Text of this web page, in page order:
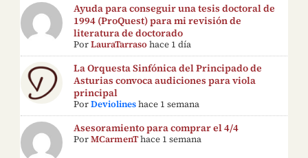
Ayuda para conseguir una tesis doctoral de
1994 (ProQuest) para mi revisión de
literatura de doctorado
PorLauraTarraso hace 1 día
La Orquesta Sinfónica del Principado de
Asturias convoca audiciones para viola
principal
PorDeviolines hace 1 semana
Asesoramiento para comprar el 4/4
PorMCarmenThace 1 semana